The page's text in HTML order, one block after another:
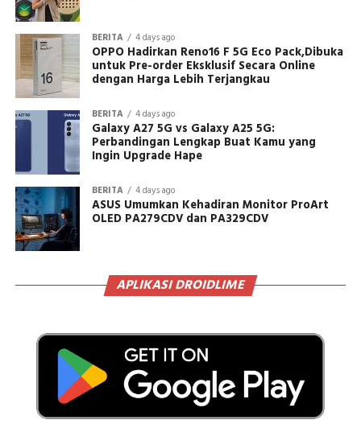
BERITA 4 days ago
OPPO Hadirkan Reno16 F 5G Eco Pack,Dibuka
untuk Pre-order Eksklusif Secara Online
dengan Harga Lebih Terjangkau
BERITA 4 days ago
Galaxy A27 5G vs Galaxy A25 5G:
Perbandingan Lengkap Buat Kamu yang
Ingin Upgrade Hape
BERITA 4 days ago
ASUS Umumkan Kehadiran Monitor ProArt
OLED PA279CDV dan PA329CDV
APLIKASI DROIDLIME